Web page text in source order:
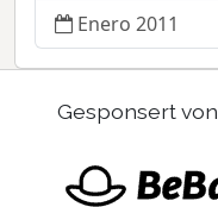
Enero 2011
Gesponsert von